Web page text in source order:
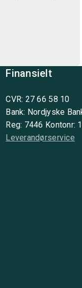
Finansielt
CVR: 27 66 58 10
Bank: Nordjyske
Reg: 7446 Kontonr:
Leverandørservice